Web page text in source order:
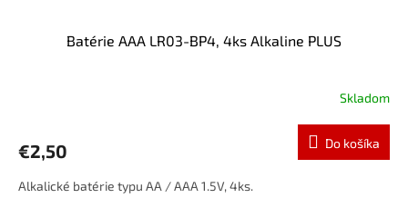
Batérie AAA LR03-BP4, 4ks Alkaline PLUS
Skladom
€2,50 Do košíka
Alkalické batérie typu AA / AAA 1.5V, 4ks.